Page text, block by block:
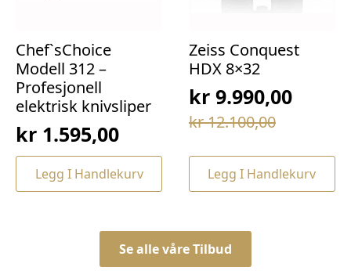
Chef`sChoice
Modell 312 –
Profesjonell
elektrisk knivsliper
kr 1.595,00
Legg I Handlekurv
Zeiss Conquest
HDX 8×32
kr12.100,00
Opprinnelig
var:
kr 12.100,00.
kr9.990,00
Nåværende
er:
kr 9.990,00.
Legg I Handlekurv
Se alle våre Tilbud